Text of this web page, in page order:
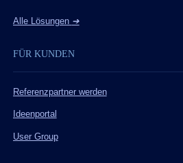
Alle Lösungen ➔
FÜR KUNDEN
Referenzpartner werden
Ideenportal
User Group